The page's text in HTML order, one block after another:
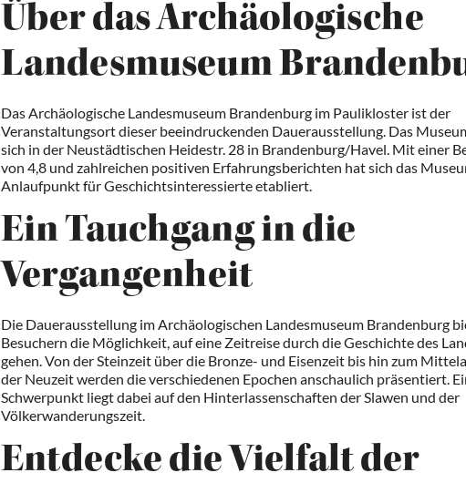
Über das Archäologische
Landesmuseum
Das Archäologische Landesmuseum Brandenburg im Paulikloster ist der
Veranstaltungsort dieser beeindruckenden Dauerausstellung. Das
sich in der Neustädtischen Heidestr. 28 in Brandenburg/Havel. Mit einer
von 4,8 und zahlreichen positiven Erfahrungsberichten hat sich das
Anlaufpunkt für Geschichtsinteressierte etabliert.
Ein Tauchgang in die
Vergangenheit
Die Dauerausstellung im Archäologischen Landesmuseum Brandenburg
Besuchern die Möglichkeit, auf eine Zeitreise durch die Geschichte des
gehen. Von der Steinzeit über die Bronze- und Eisenzeit bis hin zum
der Neuzeit werden die verschiedenen Epochen anschaulich präsentiert.
Schwerpunkt liegt dabei auf den Hinterlassenschaften der Slawen und der
Völkerwanderungszeit.
Entdecke die Vielfalt der